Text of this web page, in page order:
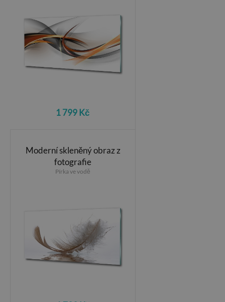
1 799 Kč
Moderní skleněný obraz z
fotografie
Pírka ve vodě